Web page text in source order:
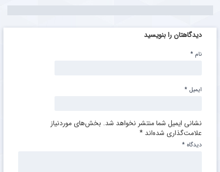
دیدگاهتان را بنویسید
نشانی ایمیل شما منتشر نخواهد شد. بخش‌های موردنیاز
علامت‌گذاری شده‌اند *
دیدگاه *
نام *
ایمیل *